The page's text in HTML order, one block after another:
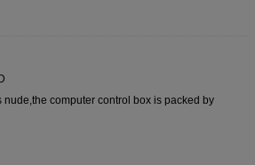
nude,the computer control box is packed by